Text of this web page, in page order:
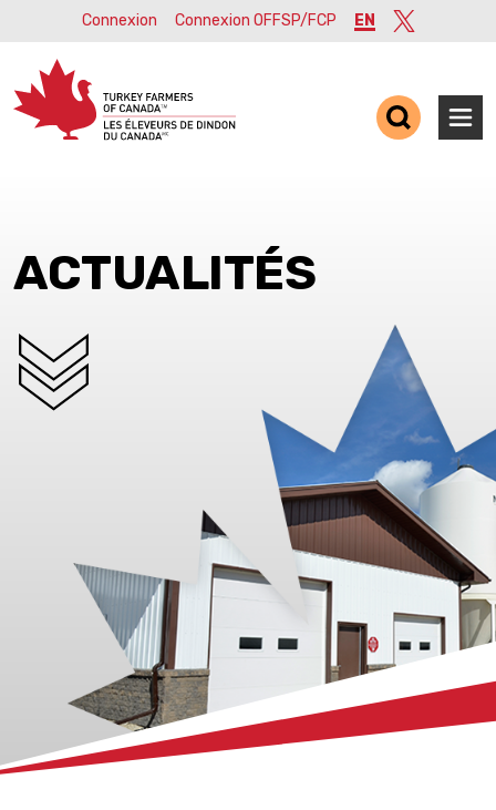
Connexion Connexion OFFSP/FCP EN Twitter
ACTUALITÉS
SCROLL DOWN